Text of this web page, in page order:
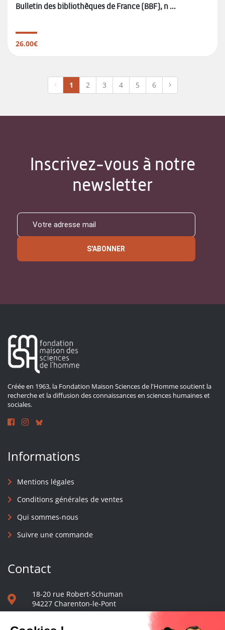
Bulletin des bibliothèques de France (BBF), n ...
26.00€
1 2 3 4 5 6
Inscrivez-vous à notre
newsletter
S'ABONNER
Créée en 1963, la Fondation Maison Sciences de l'Homme soutient la
recherche et la diffusion des connaissances en sciences humaines et
sociales.
Informations
Mentions légales
Conditions générales de ventes
Qui sommes-nous
Suivre une commande
Contact
18-20 rue Robert-Schuman
94227 Charenton-le-Pont